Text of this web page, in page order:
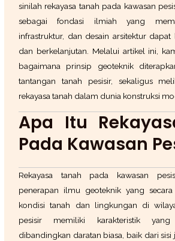
sinilah rekayasa tanah pada kawasan
sebagai fondasi ilmiah yang
infrastruktur, dan desain arsitektur dapat
dan berkelanjutan. Melalui artikel ini,
bagaimana prinsip geoteknik
tantangan tanah pesisir, sekaligus
rekayasa tanah dalam dunia konstruksi
Apa Itu
Pada Kawasan
Rekayasa tanah pada kawasan
penerapan ilmu geoteknik yang
kondisi tanah dan lingkungan di
pesisir memiliki karakteristik
dibandingkan daratan biasa, baik dari sisi